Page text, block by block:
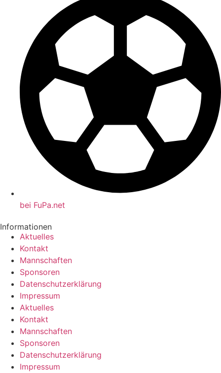
bei FuPa.net
Informationen
Aktuelles
Kontakt
Mannschaften
Sponsoren
Datenschutzerklärung
Impressum
Aktuelles
Kontakt
Mannschaften
Sponsoren
Datenschutzerklärung
Impressum